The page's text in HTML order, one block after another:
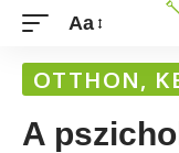
Aa
OTTHON,
A